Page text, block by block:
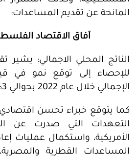
المانحة عن تقديم المساعدات:
آفاق الاقتصاد الفلسطيني
الناتج المحلي الاجمالي: يشير
للإحصاء إلى توقع نمو في
الإجمالي خلال عام 2022 بحوالي 3%.
كما يتوقع خبراء تحسن
التعهدات التي صدرت عن
الأمريكية، واستكمال عمليات
المساعدات القطرية والمصرية،